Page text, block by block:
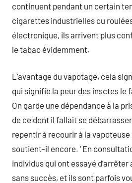
continuent pendant un certain
cigarettes industrielles ou
électronique, ils arrivent plus
le tabac évidemment.
L’avantage du vapotage, cela
qui signifie la peur des insctes le
On garde une dépendance à la
de ce dont il fallait se
repentir à recourir à la vapoteuse
soutient-il encore. ‘ En
individus qui ont essayé d’arrêter
sans succès, et ils sont parfois